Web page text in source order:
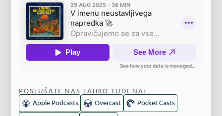
POSLUŠATE NAS LAHKO TUDI NA:
Apple Podcasts
Overcast Pocket Casts